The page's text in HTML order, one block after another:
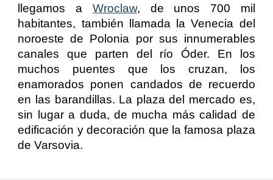
llegamos a
Wroclaw, de unos 700 mil
habitantes, también llamada la Venecia del
noroeste de Polonia por sus innumerables
canales que parten del río Óder. En los
muchos puentes que los cruzan, los
enamorados ponen candados de recuerdo
en las barandillas. La plaza del mercado es,
sin lugar a duda, de mucha más calidad de
edificación y decoración que la famosa plaza
de Varsovia.